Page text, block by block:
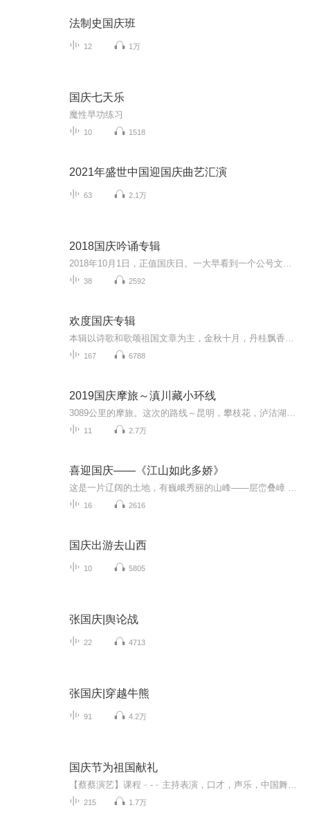
法制史国庆班
12 1万
国庆七天乐
魔性早功练习
10 1518
2021年盛世中国迎国庆曲艺汇演
63 2.1万
2018国庆吟诵专辑
38 2592
欢度国庆专辑
167 6788
2019国庆摩旅～滇川藏小环线
11 2.7万
喜迎国庆——《江山如此多娇》
16 2616
国庆出游去山西
10 5805
张国庆|舆论战
22 4713
张国庆|穿越牛熊
91 4.2万
国庆节为祖国献礼
215 1.7万